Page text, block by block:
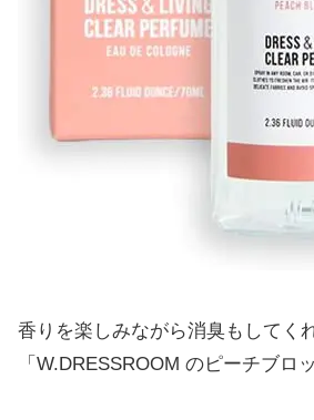
香りを楽しみながら消臭もしてく
「W.DRESSROOM のピーチブロ